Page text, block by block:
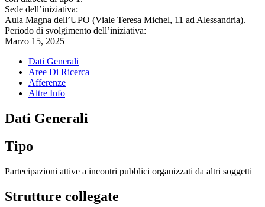
Sede dell’iniziativa:
Aula Magna dell’UPO (Viale Teresa Michel, 11 ad Alessandria).
Periodo di svolgimento dell’iniziativa:
Marzo 15, 2025
Dati Generali
Aree Di Ricerca
Afferenze
Altre Info
Dati Generali
Tipo
Partecipazioni attive a incontri pubblici organizzati da altri soggetti
Strutture collegate